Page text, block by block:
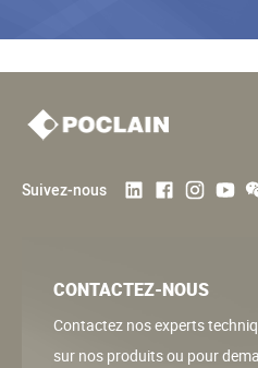
Suivez-nous
CONTACTEZ-NOUS
Contactez nos experts
sur nos produits ou pour